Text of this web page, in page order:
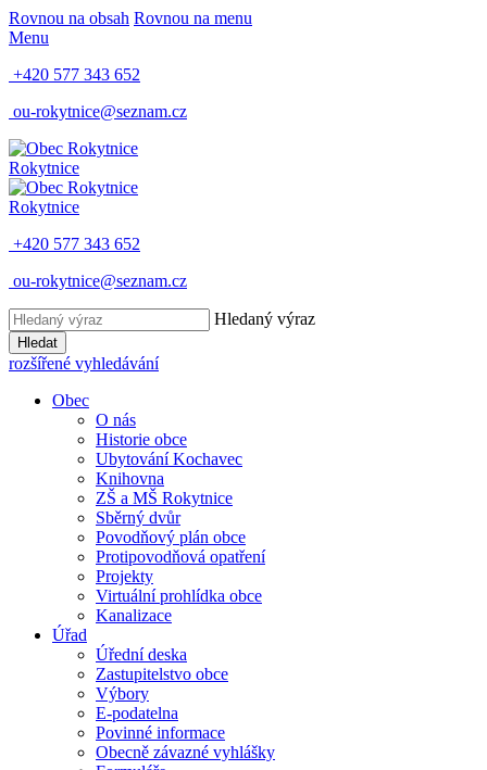
Rovnou na obsah Rovnou na menu
Menu
+420 577 343 652
ou-rokytnice@seznam.cz
Rokytnice
Rokytnice
+420 577 343 652
ou-rokytnice@seznam.cz
Hledaný výraz
Hledat
rozšířené vyhledávání
Obec
O nás
Historie obce
Ubytování Kochavec
Knihovna
ZŠ a MŠ Rokytnice
Sběrný dvůr
Povodňový plán obce
Protipovodňová opatření
Projekty
Virtuální prohlídka obce
Kanalizace
Úřad
Úřední deska
Zastupitelstvo obce
Výbory
E-podatelna
Povinné informace
Obecně závazné vyhlášky